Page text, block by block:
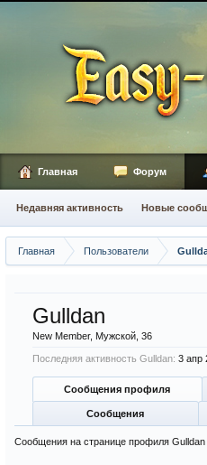
Главная Пользователи
Gulldan
New Member, Мужской, 36
Последняя активность Gulldan: 3 апр
Сообщения профиля
Сообщения
Сообщения на странице профиля Gulldan
Главная Форум
Недавняя активность Новые